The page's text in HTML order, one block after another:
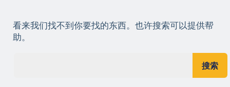
看来我们找不到你要找的东西。也许搜索可以提供帮
助。